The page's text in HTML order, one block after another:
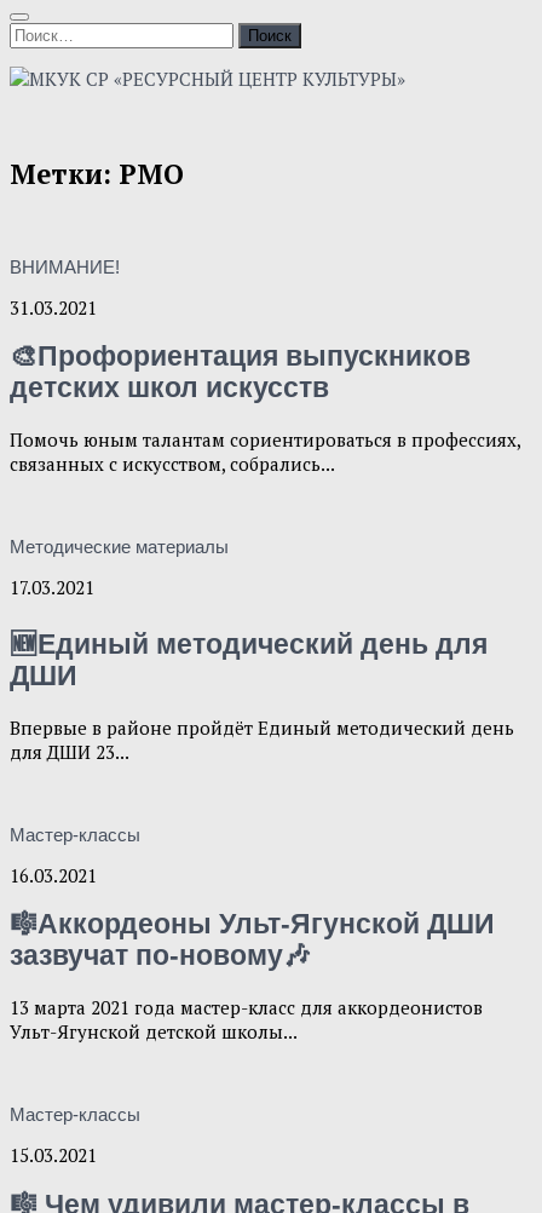
Метки: РМО
ВНИМАНИЕ!
31.03.2021
🎨Профориентация выпускников
детских школ искусств
Помочь юным талантам сориентироваться в профессиях,
связанных с искусством, собрались...
Методические материалы
17.03.2021
🆕Единый методический день для
ДШИ
Впервые в районе пройдёт Единый методический день
для ДШИ 23...
Мастер-классы
16.03.2021
🎼Аккордеоны Ульт-Ягунской ДШИ
зазвучат по-новому🎶
13 марта 2021 года мастер-класс для аккордеонистов
Ульт-Ягунской детской школы...
Мастер-классы
15.03.2021
🎼 Чем удивили мастер-классы в